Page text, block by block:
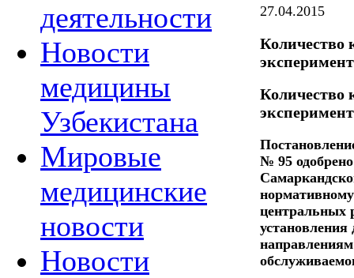
деятельности
Новости
медицины
Узбекистана
Мировые
медицинские
новости
Новости
27.04.2015
Количество
Количество
№ 95
центральных